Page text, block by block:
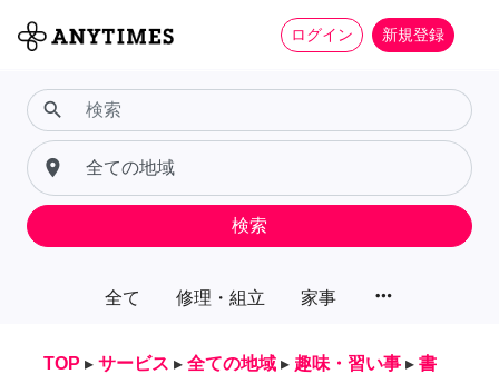
ログイン 新規登録
全て 修理・組立 家事 more_horiz
search
place
検索
TOP ▸ サービス ▸ 全ての地域 ▸ 趣味・習い事 ▸ 書